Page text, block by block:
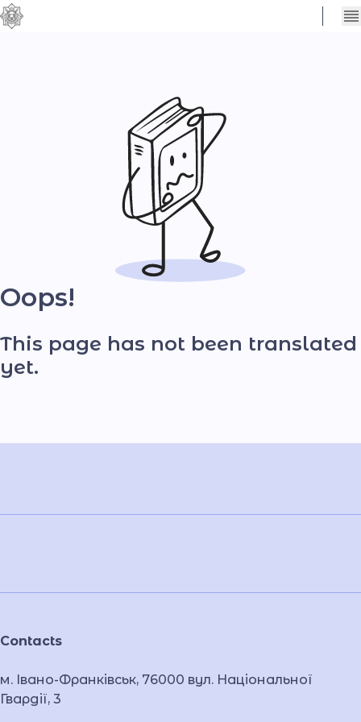
Контраст
Oops!
This page has not been translated
yet.
Contacts
м. Івано-Франківськ, 76000 вул. Національної
Гвардії, 3